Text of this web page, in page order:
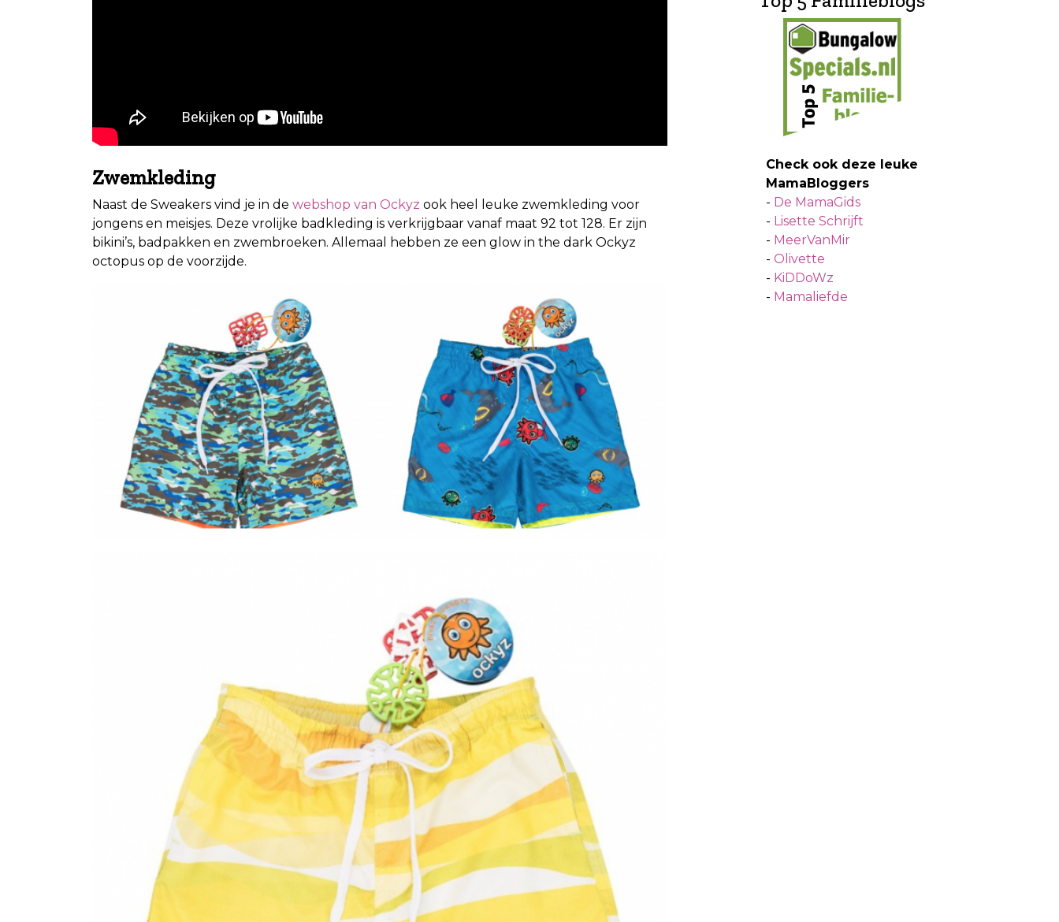
Zwemkleding
Naast de Sweakers vind je in de webshop van Ockyz ook heel leuke zwemkleding voor
jongens en meisjes. Deze vrolijke badkleding is verkrijgbaar vanaf maat 92 tot 128. Er zijn
bikini’s, badpakken en zwembroeken. Allemaal hebben ze een glow in the dark Ockyz
octopus op de voorzijde.
Check ook deze leuke
MamaBloggers
- De MamaGids
- Lisette Schrijft
- MeerVanMir
- Olivette
- KiDDoWz
- Mamaliefde